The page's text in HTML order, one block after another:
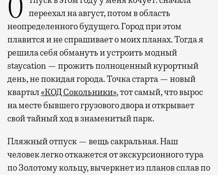
Отпуск в этом году у меня кочует: сначала переехал на август, потом в область
неопределенного будущего. Город при этом
плавится и не спрашивает о моих планах. Тогда я
решила себя обмануть и устроить модный
staycation — прожить полноценный курортный
день, не покидая города. Точка старта — новый
квартал«КОД Сокольники», тот самый, что вырос
на месте бывшего грузового двора и открывает
свой тайный ход в знаменитый парк.
Пляжный отпуск — вещь сакральная. Наш
человек легко откажется от экскурсионного тура
по Золотому кольцу, вычеркнет из планов сплав по